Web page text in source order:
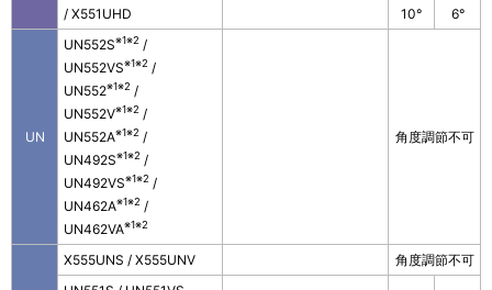
/ X551UHD
10°
6°
UN
UN552S※1※2 /
UN552VS※1※2 /
UN552※1※2 /
UN552V※1※2 /
UN552A※1※2 /
UN492S※1※2 /
UN492VS※1※2 /
UN462A※1※2 /
UN462VA※1※2
角度調節不可
X555UNS / X555UNV
角度調節不可